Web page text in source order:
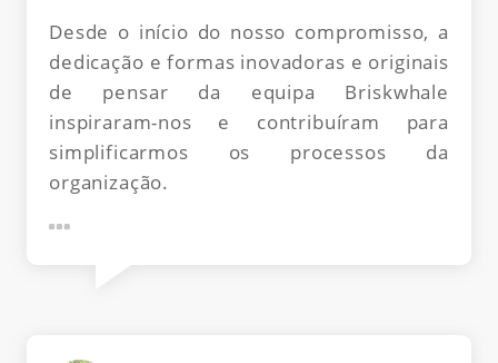
Desde o início do nosso compromisso, a
dedicação e formas inovadoras e originais
de pensar da equipa Briskwhale
inspiraram-nos e contribuíram para
simplificarmos os processos da
organização.